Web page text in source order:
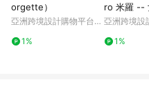
orgette）
亞洲跨境設計購物平台
1%
ro 米羅 --
星
亞洲跨境設
1%